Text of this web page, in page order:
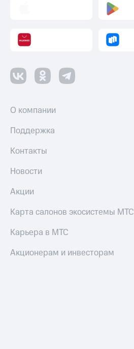
О компании
Поддержка
Контакты
Новости
Акции
Карта салонов экосистемы МТС
Карьера в МТС
Акционерам и инвесторам